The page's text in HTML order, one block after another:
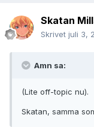
Skatan
Skrivet juli 3,
Amn sa:
(Lite off-topic nu).
Skatan, samma